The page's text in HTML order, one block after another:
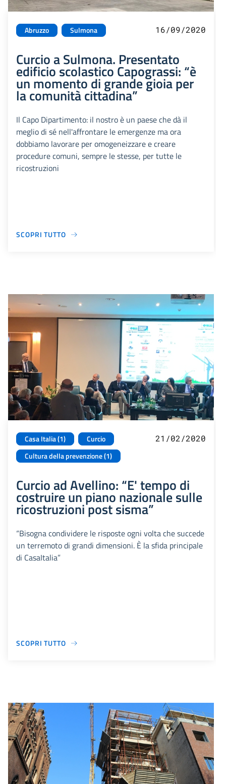
Abruzzo Sulmona 16/09/2020
Curcio a Sulmona. Presentato
edificio scolastico Capograssi: “è
un momento di grande gioia per
la comunità cittadina”
Il Capo Dipartimento: il nostro è un paese che dà il
meglio di sé nell'affrontare le emergenze ma ora
dobbiamo lavorare per omogeneizzare e creare
procedure comuni, sempre le stesse, per tutte le
ricostruzioni
SCOPRI TUTTO
Casa Italia (1)
Curcio
Cultura della prevenzione (1)
21/02/2020
Curcio ad Avellino: “E' tempo di
costruire un piano nazionale sulle
ricostruzioni post sisma”
“Bisogna condividere le risposte ogni volta che succede
un terremoto di grandi dimensioni. È la sfida principale
di CasaItalia”
SCOPRI TUTTO